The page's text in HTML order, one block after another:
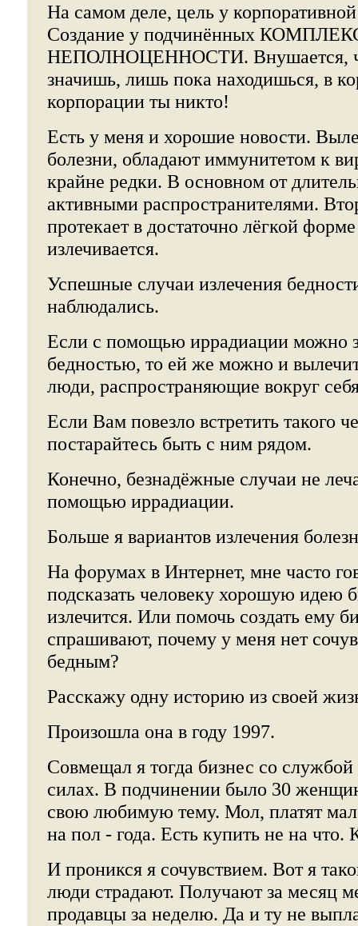
На самом деле, цель у
Создание у подчинённых
НЕПОЛНОЦЕННОСТИ. Внушается,
значишь, лишь пока находишься, в
корпорации ты никто!
Есть у меня и хорошие новости.
болезни, обладают иммунитетом к
крайне редки. В основном от
активными распространителями.
протекает в достаточно лёгкой
излечивается.
Успешные случаи излечения
наблюдались.
Если с помощью иррадиации можно
бедностью, то ей же можно и
люди, распространяющие вокруг
Если Вам повезло встретить такого
постарайтесь быть с ним рядом.
Конечно, безнадёжные случаи не
помощью иррадиации.
Больше я вариантов излечения
На форумах в Интернет, мне часто
подсказать человеку хорошую идею
излечится. Или помочь создать ему
спрашивают, почему у меня нет
бедным?
Расскажу одну историю из своей
Произошла она в году 1997.
Совмещал я тогда бизнес со
силах. В подчинении было 30
свою любимую тему. Мол, платят
на пол - года. Есть купить не на что.
И проникся я сочувствием. Вот я
люди страдают. Получают за месяц
продавцы за неделю. Да и ту не